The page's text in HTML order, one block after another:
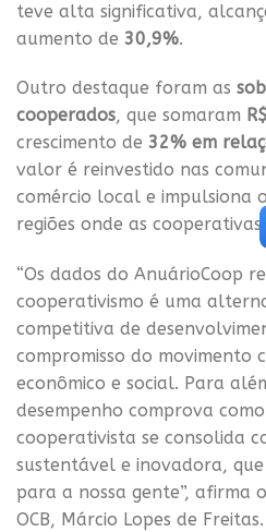
teve alta significativa,
aumento de 30,9%.
Outro destaque foram as
cooperados, que somaram
crescimento de 32% em
valor é reinvestido nas
comércio local e impulsiona
regiões onde as
“Os dados do AnuárioCoop
cooperativismo é uma
competitiva de
compromisso do movimento
econômico e social. Para
desempenho comprova
cooperativista se consolida
sustentável e inovadora,
para a nossa gente”, afirma
OCB, Márcio Lopes de Freitas.